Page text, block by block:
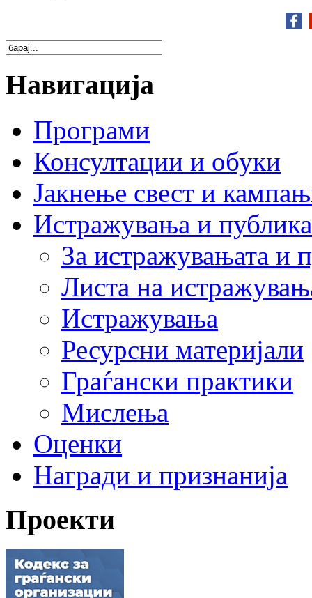
Навигација
Програми
Консултации и обуки
Јакнење свест и
Истражувања и
За истражувањата и
Листа на
Истражувања
Ресурсни материјали
Граѓански практики
Мислења
Оценки
Награди и признанија
Проекти